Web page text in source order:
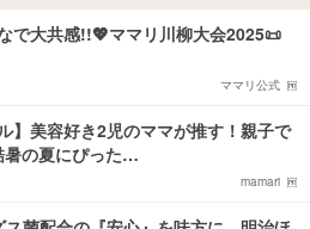
で大共感!!💖ママリ川柳大会2025📜
ママリ公式
】美容好き2児のママが推す！親子で
暑の夏にぴった…
mamari